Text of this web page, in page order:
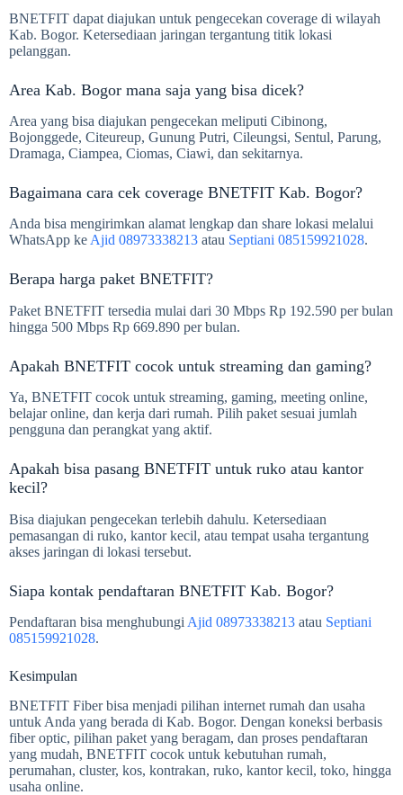
BNETFIT dapat diajukan untuk pengecekan coverage di wilayah
Kab. Bogor. Ketersediaan jaringan tergantung titik lokasi
pelanggan.
Area Kab. Bogor mana saja yang bisa dicek?
Area yang bisa diajukan pengecekan meliputi Cibinong,
Bojonggede, Citeureup, Gunung Putri, Cileungsi, Sentul, Parung,
Dramaga, Ciampea, Ciomas, Ciawi, dan sekitarnya.
Bagaimana cara cek coverage BNETFIT Kab. Bogor?
Anda bisa mengirimkan alamat lengkap dan share lokasi melalui
WhatsApp ke Ajid 08973338213 atau Septiani 085159921028.
Berapa harga paket BNETFIT?
Paket BNETFIT tersedia mulai dari 30 Mbps Rp 192.590 per bulan
hingga 500 Mbps Rp 669.890 per bulan.
Apakah BNETFIT cocok untuk streaming dan gaming?
Ya, BNETFIT cocok untuk streaming, gaming, meeting online,
belajar online, dan kerja dari rumah. Pilih paket sesuai jumlah
pengguna dan perangkat yang aktif.
Apakah bisa pasang BNETFIT untuk ruko atau kantor
kecil?
Bisa diajukan pengecekan terlebih dahulu. Ketersediaan
pemasangan di ruko, kantor kecil, atau tempat usaha tergantung
akses jaringan di lokasi tersebut.
Siapa kontak pendaftaran BNETFIT Kab. Bogor?
Pendaftaran bisa menghubungi Ajid 08973338213 atau Septiani
085159921028.
Kesimpulan
BNETFIT Fiber bisa menjadi pilihan internet rumah dan usaha
untuk Anda yang berada di Kab. Bogor. Dengan koneksi berbasis
fiber optic, pilihan paket yang beragam, dan proses pendaftaran
yang mudah, BNETFIT cocok untuk kebutuhan rumah,
perumahan, cluster, kos, kontrakan, ruko, kantor kecil, toko, hingga
usaha online.